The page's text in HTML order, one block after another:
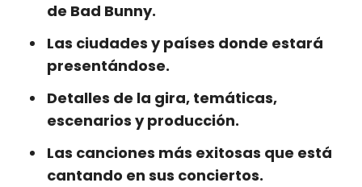
de Bad Bunny.
Las ciudades y países donde estará
presentándose.
Detalles de la gira, temáticas,
escenarios y producción.
Las canciones más exitosas que está
cantando en sus conciertos.